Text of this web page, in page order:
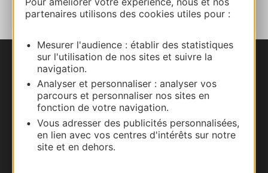
partenaires utilisons des cookies utiles pour :
Mesurer l'audience : établir des statistiques
sur l'utilisation de nos sites et suivre la
navigation.
Analyser et personnaliser : analyser vos
parcours et personnaliser nos sites en
fonction de votre navigation.
Vous adresser des publicités personnalisées,
en lien avec vos centres d'intérêts sur notre
site et en dehors.
Nous contacter
Carte interactive
Documentation